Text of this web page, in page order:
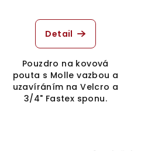
Detail
Pouzdro na kovová
pouta s Molle vazbou a
uzavíráním na Velcro a
3/4" Fastex sponu.